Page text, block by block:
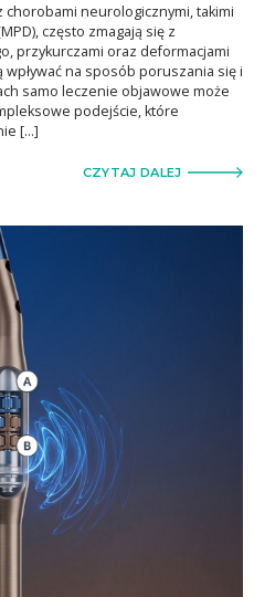
chorobami neurologicznymi, takimi
często zmagają się z
przykurczami oraz deformacjami
na sposób poruszania się i
samo leczenie objawowe może
podejście, które
[…]
CZYTAJ DALEJ